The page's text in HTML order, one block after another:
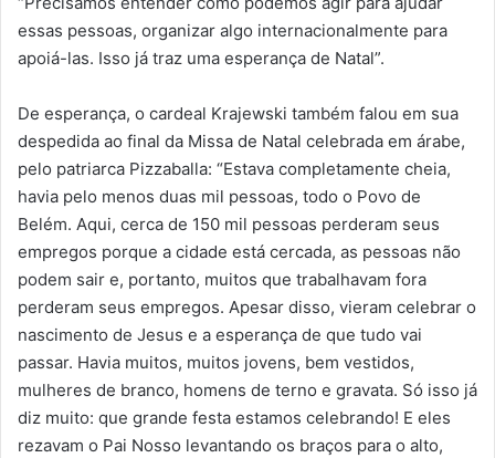
essas pessoas, organizar algo internacionalmente para
apoiá-las. Isso já traz uma esperança de Natal”.
De esperança, o cardeal Krajewski também falou em sua
despedida ao final da Missa de Natal celebrada em árabe,
pelo patriarca Pizzaballa: “Estava completamente cheia,
havia pelo menos duas mil pessoas, todo o Povo de
Belém. Aqui, cerca de 150 mil pessoas perderam seus
empregos porque a cidade está cercada, as pessoas não
podem sair e, portanto, muitos que trabalhavam fora
perderam seus empregos. Apesar disso, vieram celebrar o
nascimento de Jesus e a esperança de que tudo vai
passar. Havia muitos, muitos jovens, bem vestidos,
mulheres de branco, homens de terno e gravata. Só isso já
diz muito: que grande festa estamos celebrando! E eles
rezavam o Pai Nosso levantando os braços para o alto,